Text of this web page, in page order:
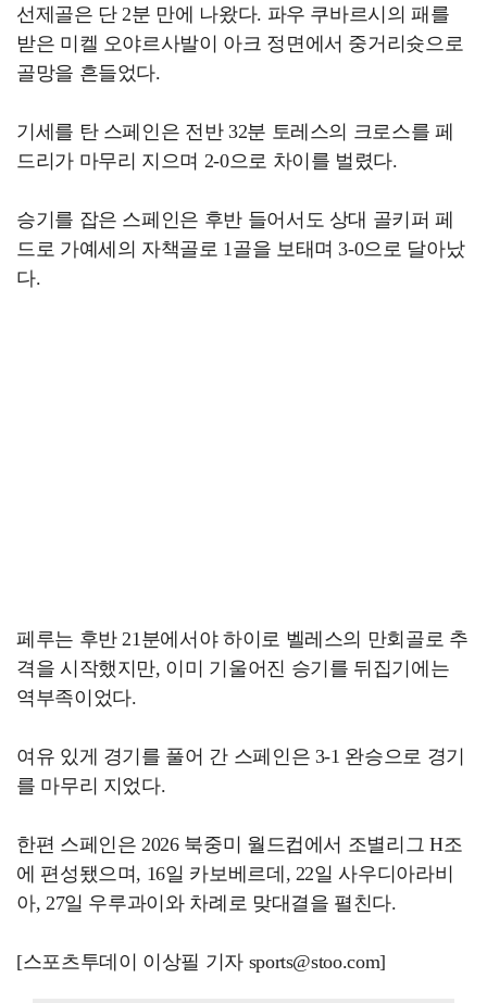
선제골은 단 2분 만에 나왔다. 파우 쿠바르시의 패를
받은 미켈 오야르사발이 아크 정면에서 중거리슛으로
골망을 흔들었다.
기세를 탄 스페인은 전반 32분 토레스의 크로스를 페
드리가 마무리 지으며 2-0으로 차이를 벌렸다.
승기를 잡은 스페인은 후반 들어서도 상대 골키퍼 페
드로 가예세의 자책골로 1골을 보태며 3-0으로 달아났
다.
페루는 후반 21분에서야 하이로 벨레스의 만회골로 추
격을 시작했지만, 이미 기울어진 승기를 뒤집기에는
역부족이었다.
여유 있게 경기를 풀어 간 스페인은 3-1 완승으로 경기
를 마무리 지었다.
한편 스페인은 2026 북중미 월드컵에서 조별리그 H조
에 편성됐으며, 16일 카보베르데, 22일 사우디아라비
아, 27일 우루과이와 차례로 맞대결을 펼친다.
[스포츠투데이 이상필 기자 sports@stoo.com]